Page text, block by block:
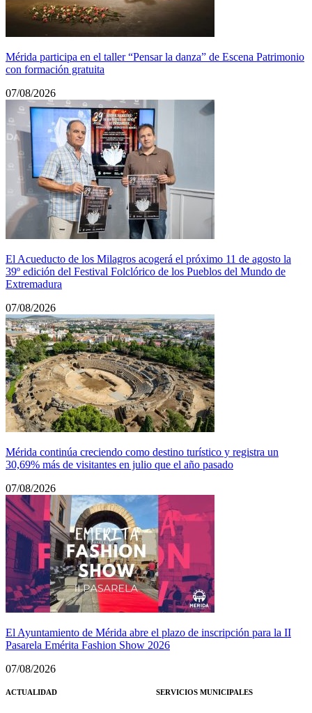
Mérida participa en el taller “Pensar la danza” de Escena Patrimonio
con formación gratuita
07/08/2026
El Acueducto de los Milagros acogerá el próximo 11 de agosto la
39º edición del Festival Folclórico de los Pueblos del Mundo de
Extremadura
07/08/2026
Mérida continúa creciendo como destino turístico y registra un
30,69% más de visitantes en julio que el año pasado
07/08/2026
El Ayuntamiento de Mérida abre el plazo de inscripción para la II
Pasarela Emérita Fashion Show 2026
07/08/2026
ACTUALIDAD SERVICIOS MUNICIPALES